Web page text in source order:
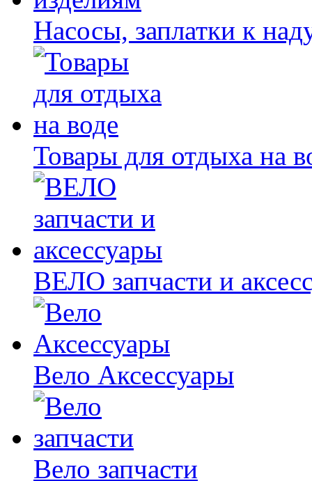
Насосы, заплатки к
Товары для отдыха на
ВЕЛО запчасти и
Вело Аксессуары
Вело запчасти